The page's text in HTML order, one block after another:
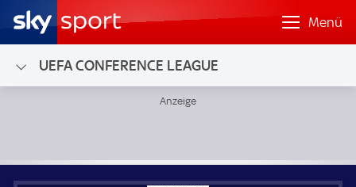
Menü
UEFA CONFERENCE LEAGUE